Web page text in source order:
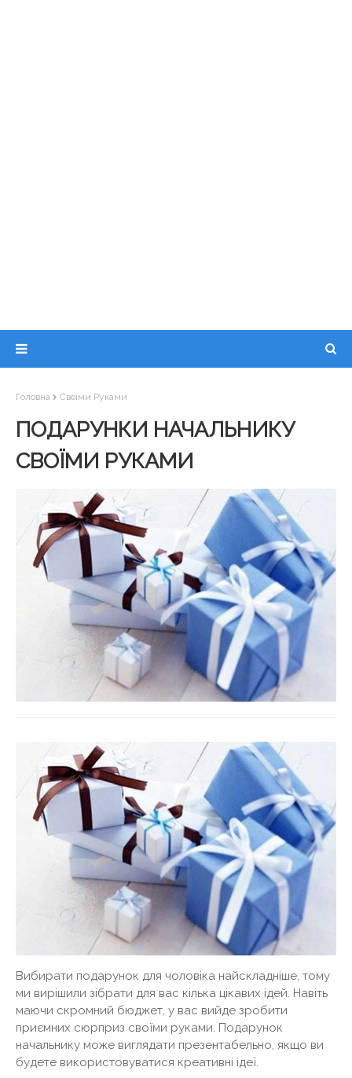
Головна Своїми Руками
ПОДАРУНКИ НАЧАЛЬНИКУ
СВОЇМИ РУКАМИ
Вибирати подарунок для чоловіка найскладніше, тому
ми вирішили зібрати для вас кілька цікавих ідей. Навіть
маючи скромний бюджет, у вас вийде зробити
приємних сюрприз своїми руками. Подарунок
начальнику може виглядати презентабельно, якщо ви
будете використовуватися креативні ідеї.